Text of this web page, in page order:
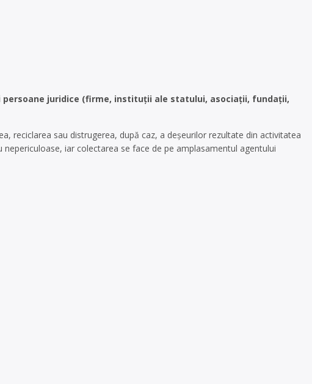
persoane juridice (firme, instituții ale statului, asociații, fundații,
reciclarea sau distrugerea, după caz, a deșeurilor rezultate din activitatea
iar colectarea se face de pe amplasamentul agentului